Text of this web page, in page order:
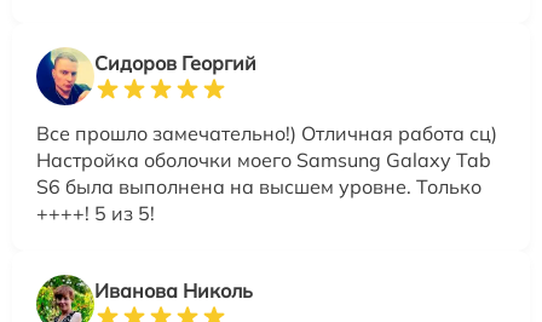
Сидоров Георгий
Все прошло замечательно!) Отличная работа сц)
Настройка оболочки моего Samsung Galaxy Tab
S6 была выполнена на высшем уровне. Только
++++! 5 из 5!
Иванова Николь